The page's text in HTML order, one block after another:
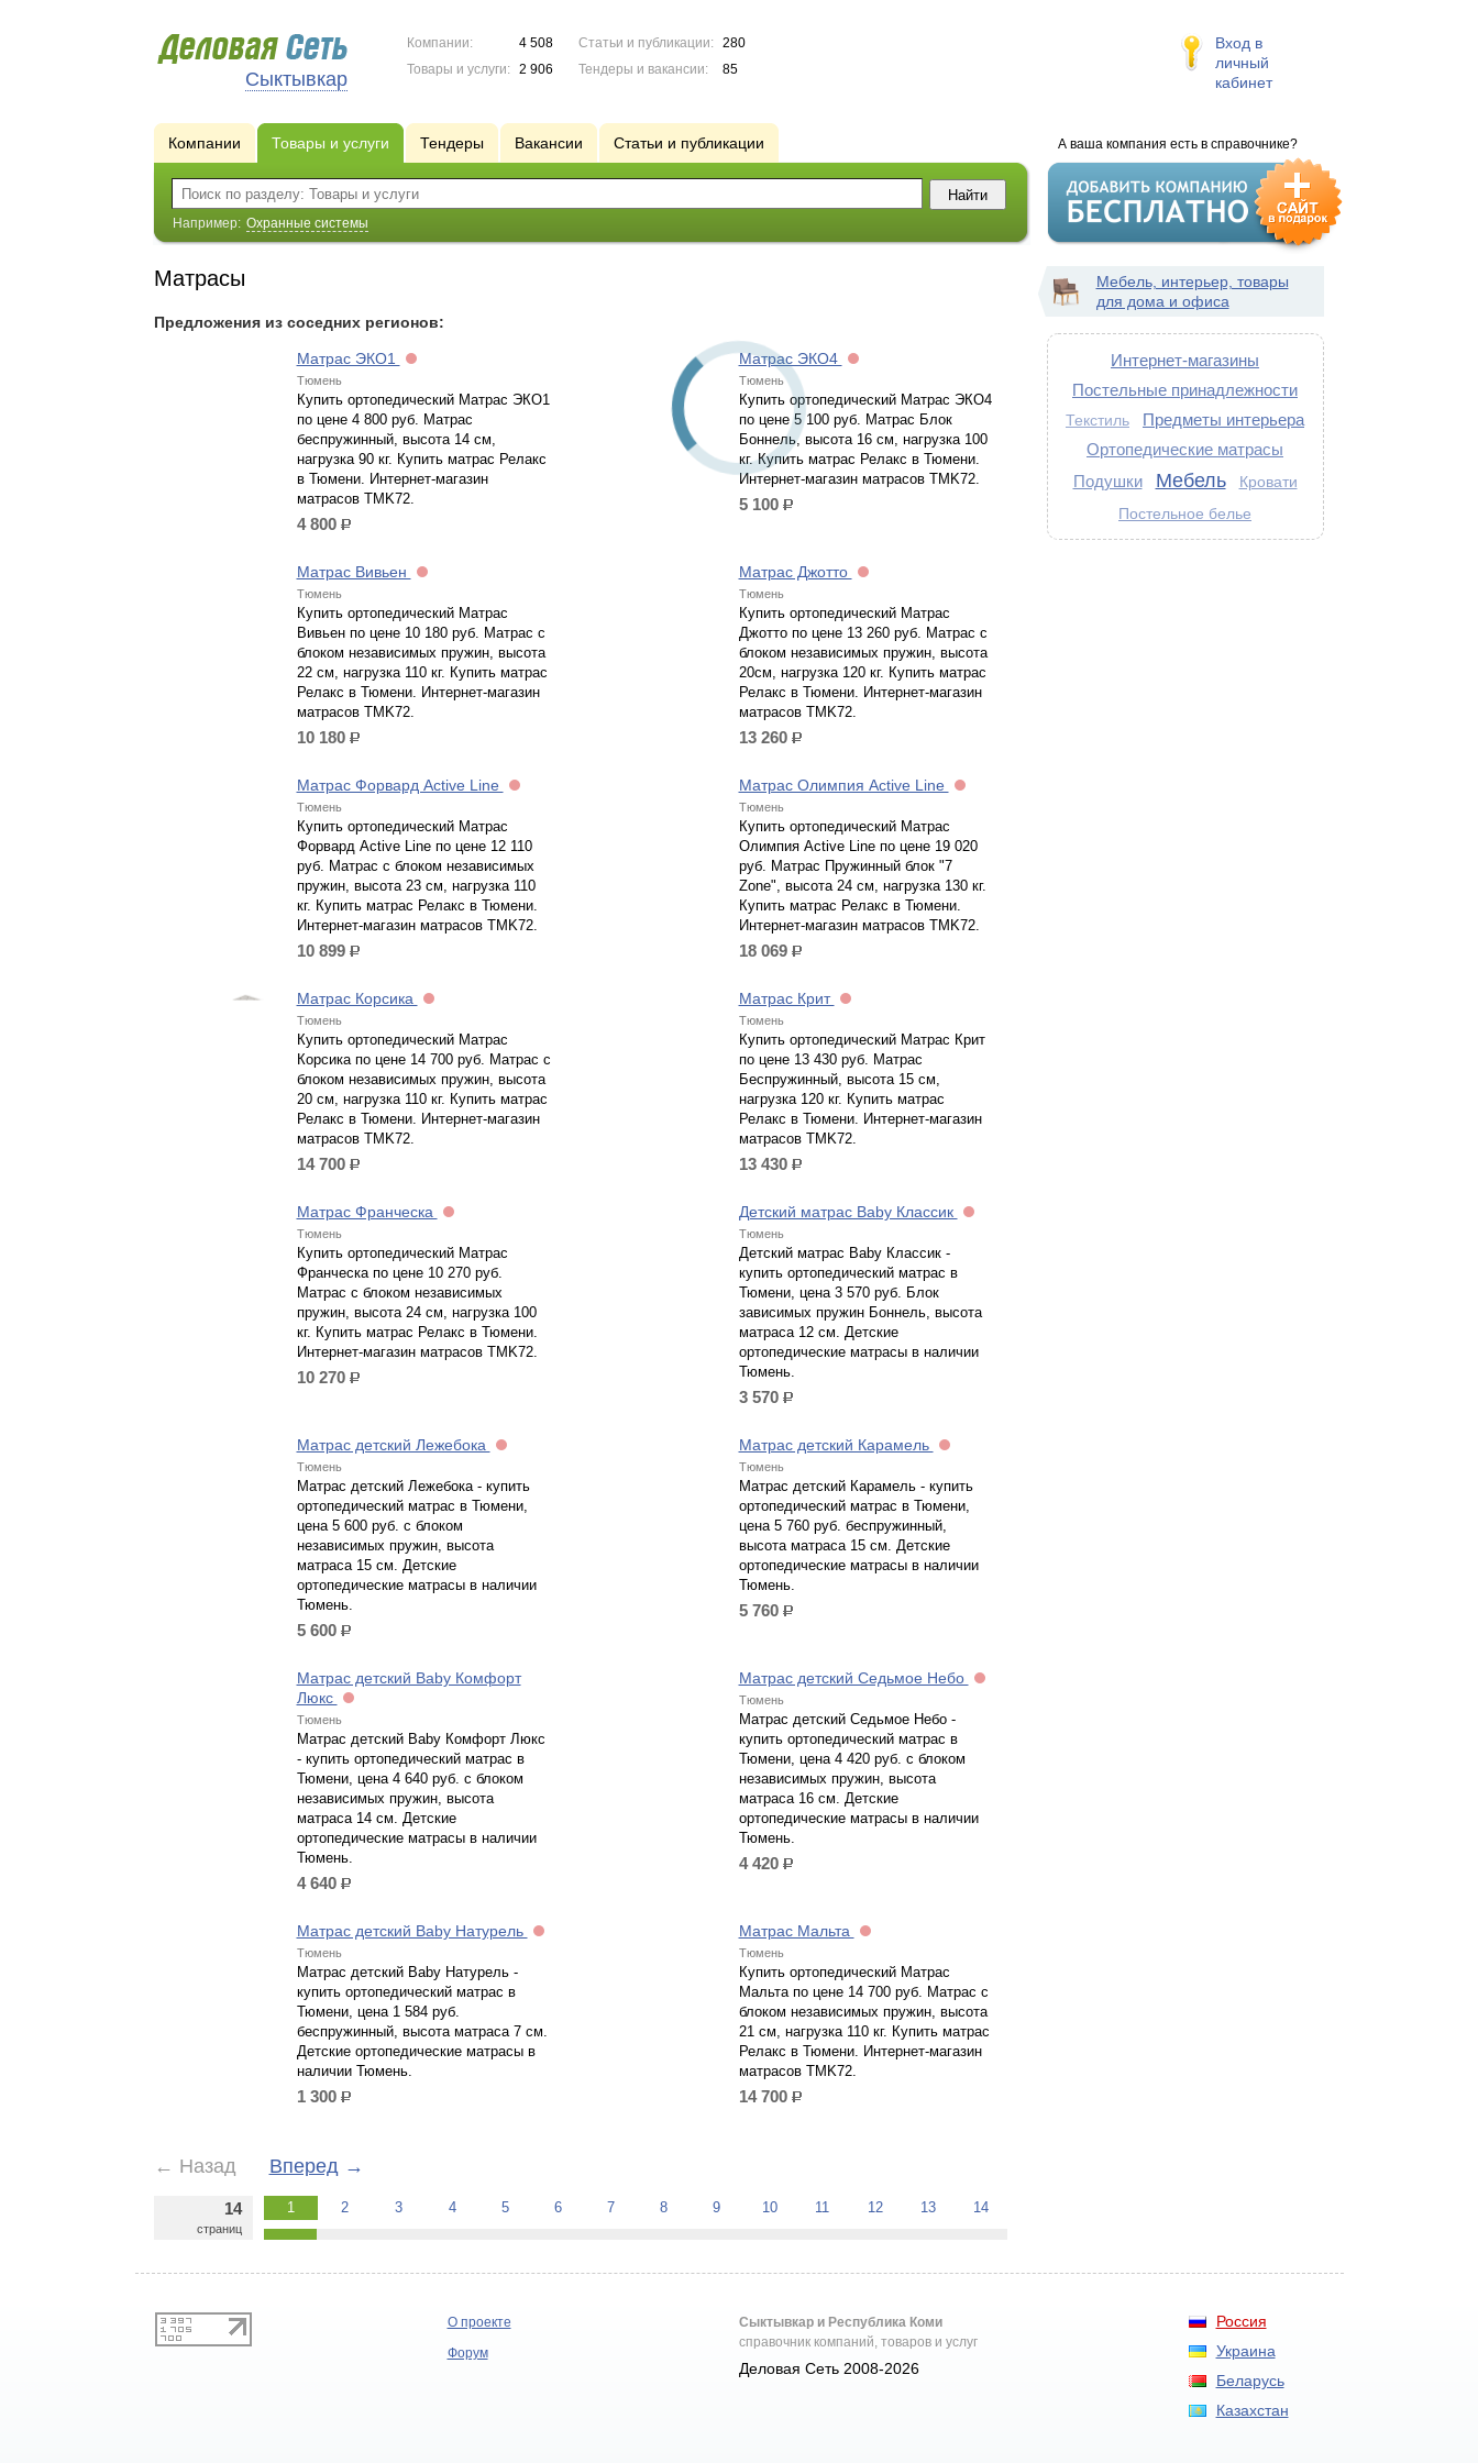
Сыктывкар
Компании:
4 508
Товары и услуги:
2 906
Статьи и публикации:
280
Тендеры и вакансии:
85
Вход в
личный
кабинет
А ваша компания есть в справочнике?
Компании Товары и услуги Тендеры Вакансии Статьи и публикации
Например: Охранные системы
Матрасы
Предложения из соседних регионов:
Матрас ЭКО1
Тюмень
Купить ортопедический Матрас ЭКО1
по цене 4 800 руб. Матрас
беспружинный, высота 14 см,
нагрузка 90 кг. Купить матрас Релакс
в Тюмени. Интернет-магазин
матрасов TMK72.
4 800 р.
Матрас ЭКО4
Тюмень
Купить ортопедический Матрас ЭКО4
по цене 5 100 руб. Матрас Блок
Боннель, высота 16 см, нагрузка 100
кг. Купить матрас Релакс в Тюмени.
Интернет-магазин матрасов TMK72.
5 100 р.
Матрас Вивьен
Тюмень
Купить ортопедический Матрас
Вивьен по цене 10 180 руб. Матрас с
блоком независимых пружин, высота
22 см, нагрузка 110 кг. Купить матрас
Релакс в Тюмени. Интернет-магазин
матрасов TMK72.
10 180 р.
Матрас Джотто
Тюмень
Купить ортопедический Матрас
Джотто по цене 13 260 руб. Матрас с
блоком независимых пружин, высота
20см, нагрузка 120 кг. Купить матрас
Релакс в Тюмени. Интернет-магазин
матрасов TMK72.
13 260 р.
Матрас Форвард Active Line
Тюмень
Купить ортопедический Матрас
Форвард Active Line по цене 12 110
руб. Матрас с блоком независимых
пружин, высота 23 см, нагрузка 110
кг. Купить матрас Релакс в Тюмени.
Интернет-магазин матрасов TMK72.
10 899 р.
Матрас Олимпия Active Line
Тюмень
Купить ортопедический Матрас
Олимпия Active Line по цене 19 020
руб. Матрас Пружинный блок "7
Zone", высота 24 см, нагрузка 130 кг.
Купить матрас Релакс в Тюмени.
Интернет-магазин матрасов TMK72.
18 069 р.
Матрас Корсика
Тюмень
Купить ортопедический Матрас
Корсика по цене 14 700 руб. Матрас с
блоком независимых пружин, высота
20 см, нагрузка 110 кг. Купить матрас
Релакс в Тюмени. Интернет-магазин
матрасов TMK72.
14 700 р.
Матрас Крит
Тюмень
Купить ортопедический Матрас Крит
по цене 13 430 руб. Матрас
Беспружинный, высота 15 см,
нагрузка 120 кг. Купить матрас
Релакс в Тюмени. Интернет-магазин
матрасов TMK72.
13 430 р.
Матрас Франческа
Тюмень
Купить ортопедический Матрас
Франческа по цене 10 270 руб.
Матрас с блоком независимых
пружин, высота 24 см, нагрузка 100
кг. Купить матрас Релакс в Тюмени.
Интернет-магазин матрасов TMK72.
10 270 р.
Детский матрас Baby Классик
Тюмень
Детский матрас Baby Классик -
купить ортопедический матрас в
Тюмени, цена 3 570 руб. Блок
зависимых пружин Боннель, высота
матраса 12 см. Детские
ортопедические матрасы в наличии
Тюмень.
3 570 р.
Матрас детский Лежебока
Тюмень
Матрас детский Лежебока - купить
ортопедический матрас в Тюмени,
цена 5 600 руб. с блоком
независимых пружин, высота
матраса 15 см. Детские
ортопедические матрасы в наличии
Тюмень.
5 600 р.
Матрас детский Карамель
Тюмень
Матрас детский Карамель - купить
ортопедический матрас в Тюмени,
цена 5 760 руб. беспружинный,
высота матраса 15 см. Детские
ортопедические матрасы в наличии
Тюмень.
5 760 р.
Матрас детский Baby Комфорт
Люкс
Тюмень
Матрас детский Baby Комфорт Люкс
- купить ортопедический матрас в
Тюмени, цена 4 640 руб. с блоком
независимых пружин, высота
матраса 14 см. Детские
ортопедические матрасы в наличии
Тюмень.
4 640 р.
Матрас детский Седьмое Небо
Тюмень
Матрас детский Седьмое Небо -
купить ортопедический матрас в
Тюмени, цена 4 420 руб. с блоком
независимых пружин, высота
матраса 16 см. Детские
ортопедические матрасы в наличии
Тюмень.
4 420 р.
Матрас детский Baby Натурель
Тюмень
Матрас детский Baby Натурель -
купить ортопедический матрас в
Тюмени, цена 1 584 руб.
беспружинный, высота матраса 7 см.
Детские ортопедические матрасы в
наличии Тюмень.
1 300 р.
Матрас Мальта
Тюмень
Купить ортопедический Матрас
Мальта по цене 14 700 руб. Матрас с
блоком независимых пружин, высота
21 см, нагрузка 110 кг. Купить матрас
Релакс в Тюмени. Интернет-магазин
матрасов TMK72.
14 700 р.
← Назад Вперед→
14
страниц
1 2 3 4 5 6 7 8 9 10 11 12 13 14
Мебель, интерьер, товары
для дома и офиса
Интернет-магазины
Постельные принадлежности
Текстиль
Предметы интерьера
Ортопедические матрасы
Подушки
Мебель
Кровати
Постельное белье
Россия
Украина
Беларусь
Казахстан
О проекте
Форум
Сыктывкар и Республика Коми
справочник компаний, товаров и услуг
Деловая Сеть 2008-2026